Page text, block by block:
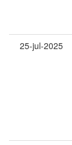
25-jul-2025